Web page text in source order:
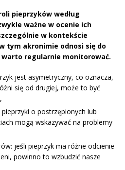
pieprzyków według
ważne w ocenie ich
w kontekście
tym akronimie odnosi się do
regularnie monitorować.
jest asymetryczny, co oznacza,
się od drugiej, może to być
o postrzępionych lub
mogą wskazywać na problemy
jeśli pieprzyk ma różne odcienie
powinno to wzbudzić nasze